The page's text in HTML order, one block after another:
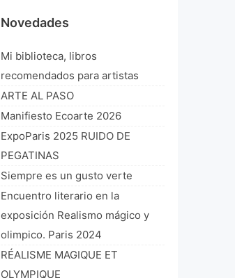
Novedades
Mi biblioteca, libros
recomendados para artistas
ARTE AL PASO
Manifiesto Ecoarte 2026
ExpoParis 2025 RUIDO DE
PEGATINAS
Siempre es un gusto verte
Encuentro literario en la
exposición Realismo mágico y
olimpico. Paris 2024
RÉALISME MAGIQUE ET
OLYMPIQUE